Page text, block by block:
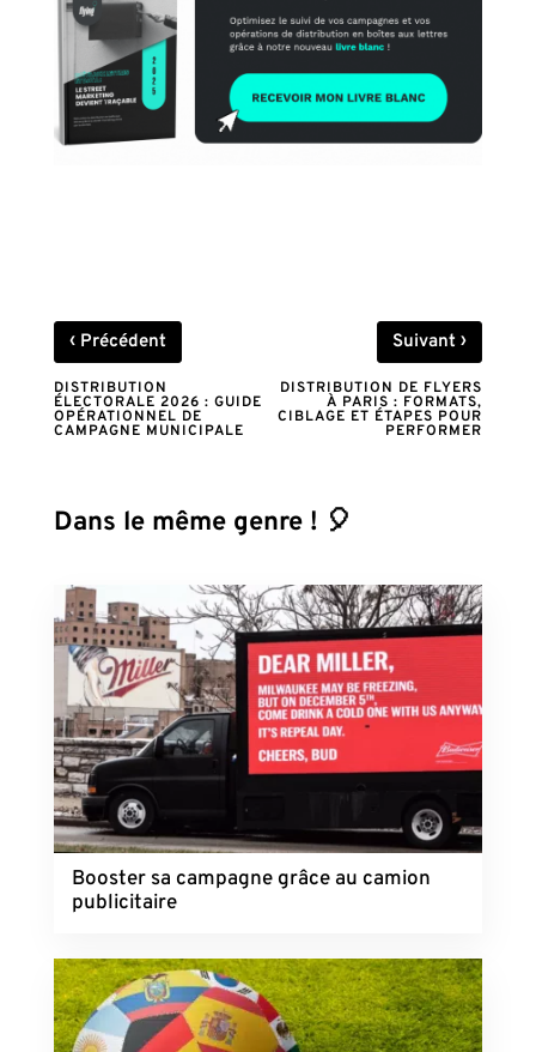
‹Précédent
DISTRIBUTION
ÉLECTORALE 2026 : GUIDE
OPÉRATIONNEL DE
CAMPAGNE MUNICIPALE
Suivant›
DISTRIBUTION DE FLYERS
À PARIS : FORMATS,
CIBLAGE ET ÉTAPES POUR
PERFORMER
Dans le même genre ! 🎈
Booster sa campagne grâce au camion
publicitaire